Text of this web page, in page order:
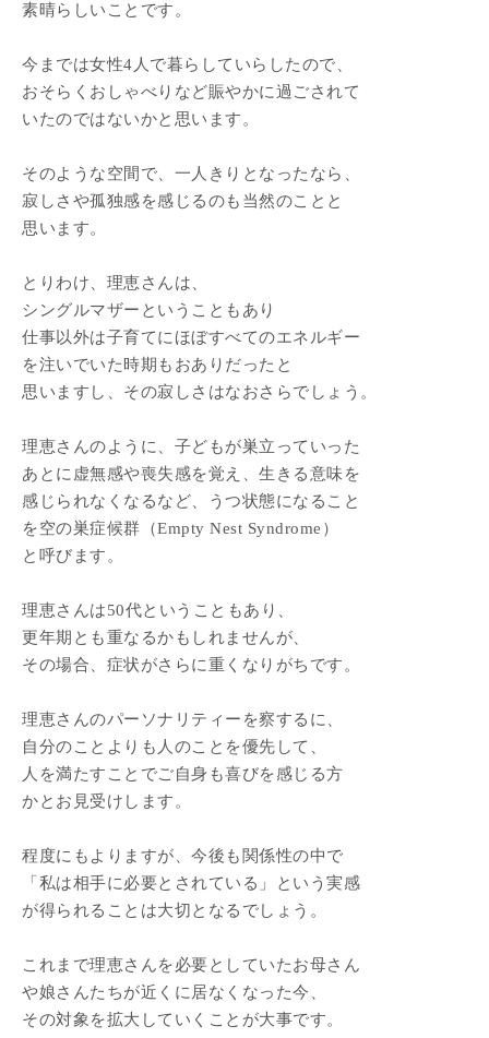
素晴らしいことです。
今までは女性4人で暮らしていらしたので、
おそらくおしゃべりなど賑やかに過ごされて
いたのではないかと思います。
そのような空間で、一人きりとなったなら、
寂しさや孤独感を感じるのも当然のことと
思います。
とりわけ、理恵さんは、
シングルマザーということもあり
仕事以外は子育てにほぼすべてのエネルギー
を注いでいた時期もおありだったと
思いますし、その寂しさはなおさらでしょう。
理恵さんのように、子どもが巣立っていった
あとに虚無感や喪失感を覚え、生きる意味を
感じられなくなるなど、うつ状態になること
を空の巣症候群（Empty Nest Syndrome）
と呼びます。
理恵さんは50代ということもあり、
更年期とも重なるかもしれませんが、
その場合、症状がさらに重くなりがちです。
理恵さんのパーソナリティーを察するに、
自分のことよりも人のことを優先して、
人を満たすことでご自身も喜びを感じる方
かとお見受けします。
程度にもよりますが、今後も関係性の中で
「私は相手に必要とされている」という実感
が得られることは大切となるでしょう。
これまで理恵さんを必要としていたお母さん
や娘さんたちが近くに居なくなった今、
その対象を拡大していくことが大事です。